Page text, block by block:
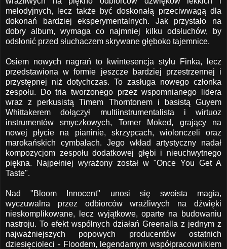
melodyjnych, lecz także być doskonałą przeciwwagą dla
dokonań bardziej eksperymentalnych. Jak przystało na
dobry album, wymaga co najmniej kilku odsłuchów, by
odsłonić przed słuchaczem skrywane głęboko tajemnice.
Osiem nowych nagrań to kwintesencja stylu Finka, lecz
przedstawiona w formie jeszcze bardziej przestrzennej i
przystępnej niż dotychczas. To zasługa nowego członka
zespołu. Do tria tworzonego przez wspomnianego lidera
wraz z perkusistą Timem Thorntonem i basistą Guyem
Whittakerem dołączył multiinstrumentalista i wirtuoz
instrumentów smyczkowych, Tomer Moked, grający na
nowej płycie na pianinie, skrzypcach, wiolonczeli oraz
marokańskich cymbałach. Jego wkład artystyczny nadał
kompozycjom zespołu dodatkowej głębi i nieuchwytnego
piękna. Najpełniej wyrażony został w "Once You Get A
Taste".
Nad "Bloom Innocent" unosi się swoista magia,
wyczuwalna przez odbiorców wrażliwych na dźwięki
nieskomplikowane, lecz wyjątkowe, oparte na budowaniu
nastroju. To efekt wspólnych działań Greenalla z jednym z
najważniejszych popowych producentów ostatnich
dziesięcioleci - Floodem, legendarnym współpracownikiem